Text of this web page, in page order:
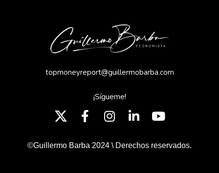
topmoneyreport@guillermobarba.com
¡Sígueme!
©Guillermo Barba 2024 \ Derechos reservados.